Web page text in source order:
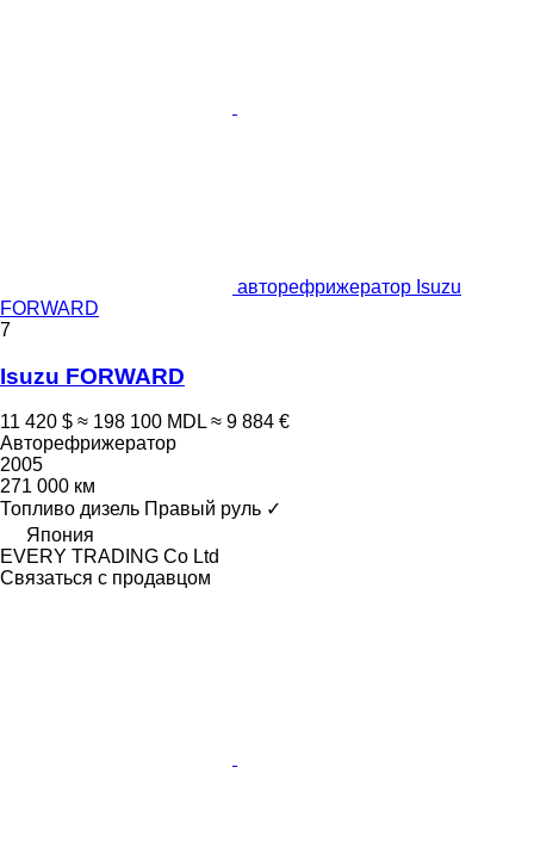
авторефрижератор Isuzu
FORWARD
7
Isuzu FORWARD
11 420 $ ≈ 198 100 MDL ≈ 9 884 €
Авторефрижератор
2005
271 000 км
Топливо дизель Правый руль ✓
Япония
EVERY TRADING Co Ltd
Связаться с продавцом